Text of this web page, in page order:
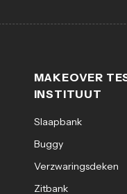
MAKEOVER
INSTITUUT
Slaapbank
Buggy
Verzwaringsdeken
Zitbank